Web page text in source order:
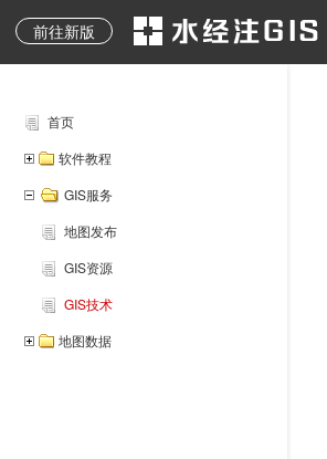
前往新版
地质图、专题图等其它
专业地图
地图下载
离线地图
水经注二维API
首页
软件教程
GIS服务
地图发布
GIS资源
GIS技术
地图数据